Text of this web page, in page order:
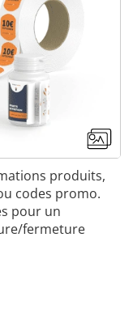
produits,
codes promo.
pour un
fermeture